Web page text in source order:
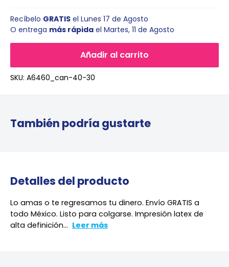
Añadir al carrito
Recíbelo GRATIS el Lunes 17 de Agosto
O entrega más rápida el Martes, 11 de Agosto
SKU: A6460_can-40-30
También podría gustarte
Detalles del producto
Lo amas o te regresamos tu dinero. Envío GRATIS a
todo México. Listo para colgarse. Impresión latex de
alta definición... Leer más